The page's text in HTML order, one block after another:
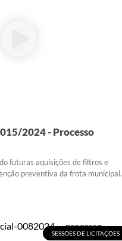
2024 - Processo
futuras aquisições de filtros e
preventiva da frota municipal.
SESSÕES DE LICITAÇÕES